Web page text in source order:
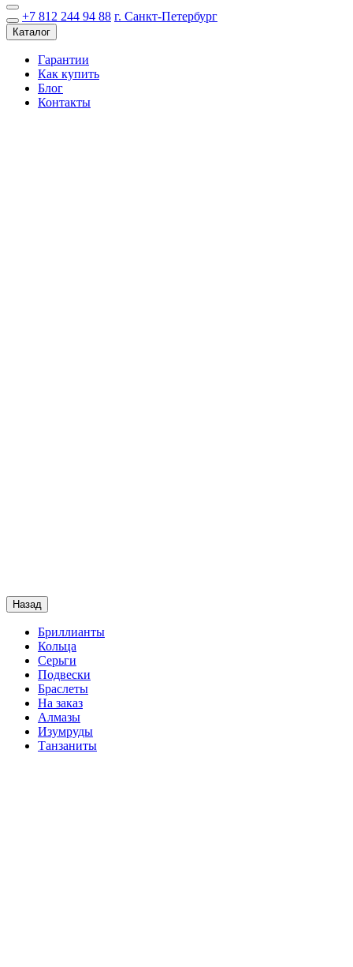
+7 812 244 94 88 г. Санкт-Петербург
Каталог
Гарантии
Как купить
Блог
Контакты
Назад
Бриллианты
Кольца
Серьги
Подвески
Браслеты
На заказ
Алмазы
Изумруды
Танзаниты